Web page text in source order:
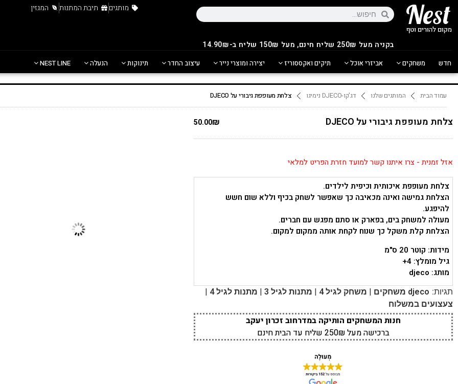
בקניה מעל 250 ₪ שליח חינם, מעל 150₪ שליח ב-14.90₪
מותגים תיבת המתנות המגזין
חדש משחקים אביזרי אוכל תיקים ואקססוריז יצירה ומוצרי נייר עיצוב החדר תינוקות הנעלה NEST LINE
עמוד הבית המותגים שלנו דג'קו-DJECO נימיגו צלחת מעופפת גיבורי על DJECO
צלחת מעופפת גיבורי על DJECO 50.00₪
אזל זמנית - צרו איתנו קשר למועד חזרת הפריט למלאי
צלחת מעופפת איכותית וכיפית לילדים.
הצלחת גמישה ואינה מכאיבה כך שאפשר לשחק בכיף וללא שום חשש
להיפגע.
מעולה למשחק בים, בפארק או סתם מפגש עם חברים.
הצלחת קלת משקל כך שנוח לקחת אותה ממקום למקום.
מידות: קוטר 20 ס"מ
גיל מומלץ: 4+
מותג: djeco
תגיות: djeco משחקים | משחק לגיל 4 | מתנות לגיל 3 | מתנות לגיל 4 |
צעצועים במשלוח
חנות המשחקים הותיקה במדרחוב זכרון יעקב
ברכישה מעל 250₪ שליח עד הבית חינם